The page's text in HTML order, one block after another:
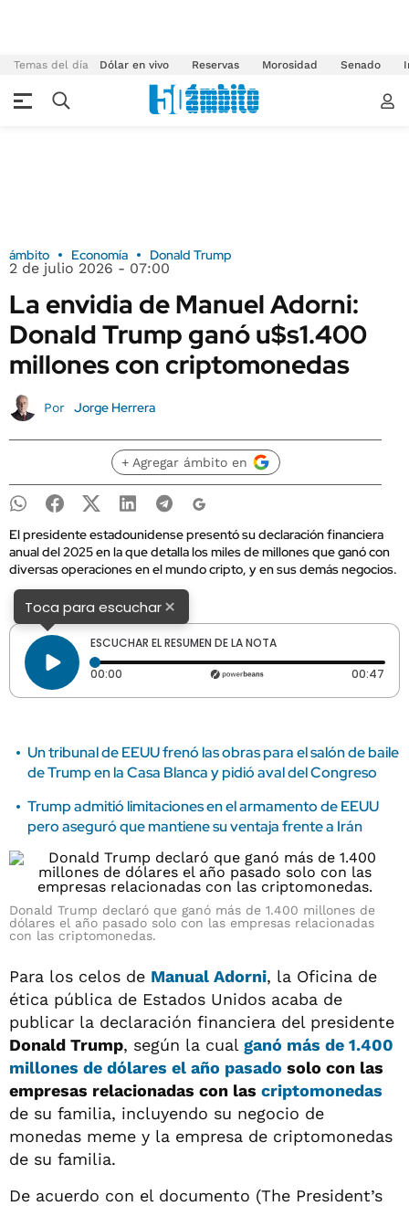
Temas del día Dólar en vivo Reservas Morosidad Senado
ámbito Economía Donald Trump
2 de julio 2026 - 07:00
La envidia de Manuel Adorni:
Donald Trump ganó u$s1.400
millones con criptomonedas
Por Jorge Herrera
+ Agregar ámbito en
El presidente estadounidense presentó su declaración financiera
anual del 2025 en la que detalla los miles de millones que ganó con
diversas operaciones en el mundo cripto, y en sus demás negocios.
Toca para escuchar×
ESCUCHAR EL RESUMEN DE LA NOTA
00:00 Tiempo transcurrido: 0 segundos 00:47
Un tribunal de EEUU frenó las obras para el salón de baile
de Trump en la Casa Blanca y pidió aval del Congreso
Trump admitió limitaciones en el armamento de EEUU
pero aseguró que mantiene su ventaja frente a Irán
Donald Trump declaró que ganó más de 1.400 millones de
dólares el año pasado solo con las empresas relacionadas
con las criptomonedas.
Para los celos de Manual Adorni, la Oficina de
ética pública de Estados Unidos acaba de
publicar la declaración financiera del presidente
Donald Trump, según la cual ganó más de 1.400
millones de dólares el año pasado solo con las
empresas relacionadas con las criptomonedas
de su familia, incluyendo su negocio de
monedas meme y la empresa de criptomonedas
de su familia.
De acuerdo con el documento (The President’s